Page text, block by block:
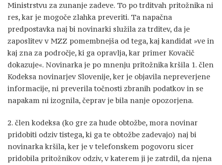
Ministrstvu za zunanje zadeve. To po trditvah pritožnika ni
res, kar je mogoče zlahka preveriti. Ta napačna
predpostavka naj bi novinarki služila za trditev, da je
zaposlitev v MZZ pomembnejša od tega, kaj kandidat »ve in
kaj zna za področje, ki ga opravlja, kar primer Kovačič
dokazuje«. Novinarka je po mnenju pritožnika kršila 1. člen
Kodeksa novinarjev Slovenije, ker je objavila nepreverjene
informacije, ni preverila točnosti zbranih podatkov in se
napakam ni izognila, čeprav je bila nanje opozorjena.
2. člen kodeksa (ko gre za hude obtožbe, mora novinar
pridobiti odziv tistega, ki ga te obtožbe zadevajo) naj bi
novinarka kršila, ker je v telefonskem pogovoru sicer
pridobila pritožnikov odziv, v katerem ji je zatrdil, da njena